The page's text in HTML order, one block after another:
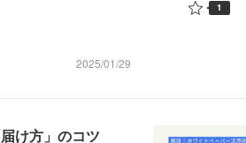
2025/01/29
1
け方」のコツ